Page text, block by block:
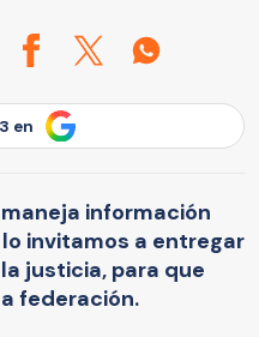
en
información
invitamos a entregar
justicia, para que
federación.